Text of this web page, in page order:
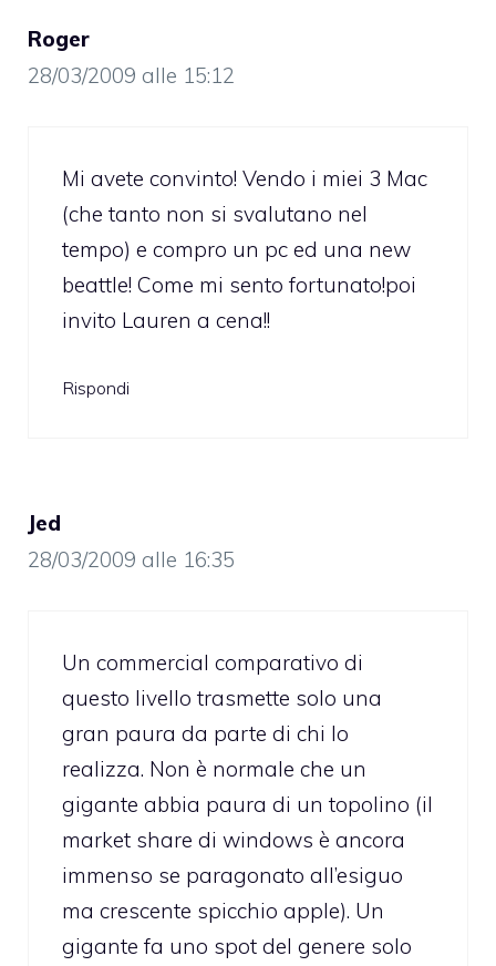
Roger
28/03/2009 alle 15:12
Mi avete convinto! Vendo i miei 3 Mac
(che tanto non si svalutano nel
tempo) e compro un pc ed una new
beattle! Come mi sento fortunato!poi
invito Lauren a cena!!
Rispondi
Jed
28/03/2009 alle 16:35
Un commercial comparativo di
questo livello trasmette solo una
gran paura da parte di chi lo
realizza. Non è normale che un
gigante abbia paura di un topolino (il
market share di windows è ancora
immenso se paragonato all’esiguo
ma crescente spicchio apple). Un
gigante fa uno spot del genere solo